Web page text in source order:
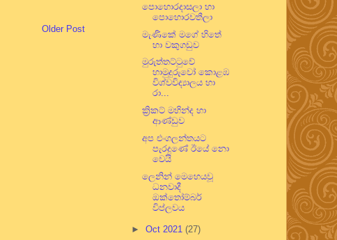
Older Post
පොහොරදාසලා හා
පොහොරවතීලා
මැණිකේ මගේ හිතේ
හා වකුගඩුව
මුරුත්තට්ටුවේ
හාමුදුරුවෝ කොළඹ
විශ්වවිද්‍යාලය හා
රා...
ක්‍රිකට් මහින්ද හා
ආණ්ඩුව
අප එංගලන්තයට
පැරදුණේ ඊයේ නො
වෙයි
ලෙනින් මෙහෙයවූ
ධනවාදී
ඔක්තෝම්බර්
විප්ලවය
► Oct 2021 (27)